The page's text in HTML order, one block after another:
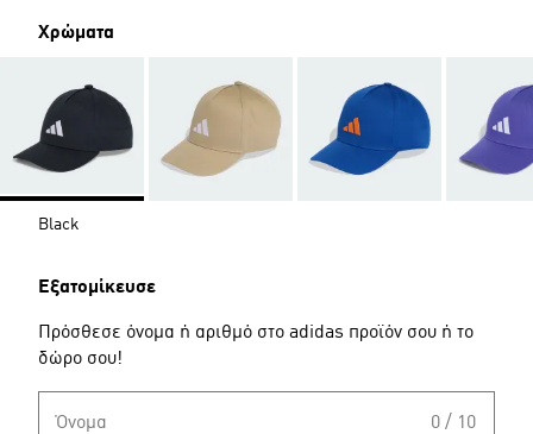
Χρώματα
Black
Εξατομίκευσε
Πρόσθεσε όνομα ή αριθμό στο adidas προϊόν σου ή το
δώρο σου!
Όνομα 0 / 10